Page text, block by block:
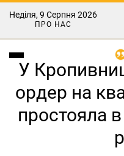
Неділя, 9 Серпня 2026
ПРО НАС
У
ордер на
простояла